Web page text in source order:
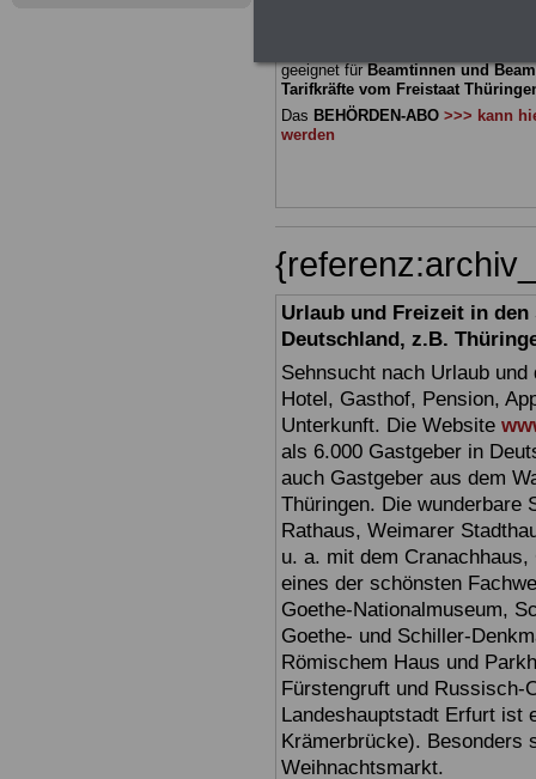
geeignet fürBeamtinnen und
Tarifkräfte vom Freistaat
Das BEHÖRDEN-ABO >>> kann
werden
Urlaub und Freizeit in
Deutschland, z.B.
Sehnsucht nach Urlaub
Hotel, Gasthof, Pension,
Unterkunft. Die Website
als 6.000 Gastgeber in
auch Gastgeber aus dem
Thüringen. Die wunderbare
Rathaus, Weimarer
u. a. mit dem
eines der schönsten
Goethe-Nationalmuseum,
Goethe- und Schiller-
Römischem Haus und
Fürstengruft und Russisch-
Landeshauptstadt Erfurt ist
Krämerbrücke). Besonders
Weihnachtsmarkt.